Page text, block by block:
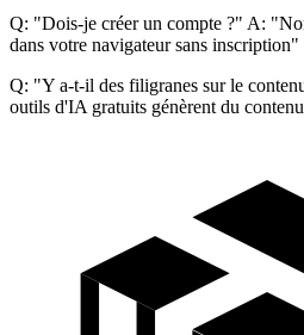
Q: "Dois-je créer un compte ?" A:
dans votre navigateur sans inscription"
Q: "Y a-t-il des filigranes sur le
outils d'IA gratuits génèrent du